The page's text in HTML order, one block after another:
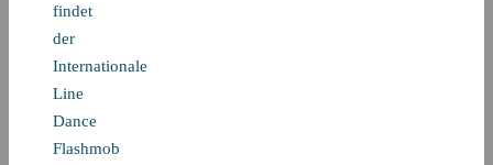
findet
der
Internationale
Line
Dance
Flashmob